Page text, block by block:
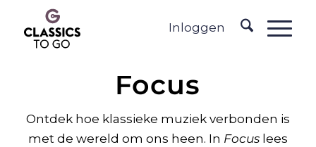
Inloggen
Focus
Ontdek hoe klassieke muziek verbonden is
met de wereld om ons heen. In Focuslees